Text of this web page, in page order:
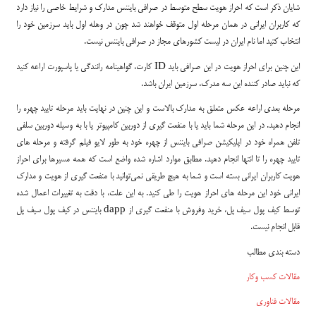
شایان ذکر است که احراز هویت سطح متوسط در صرافی بایننس مدارک و شرایط خاصی را نیاز دارد
که کاربران ایرانی در همان مرحله اول متوقف خواهند شد چون در وهله اول باید سرزمین خود را
انتخاب کتید اما نام ایران در لیست کشورهای مجاز در صرافی بایننس نیست.
این چنین برای احراز هویت در این صرافی باید ID کارت، گواهینامه رانندگی یا پاسپورت اراعه کنید
که نباید صادر کننده این سه مدرک، سرزمین ایران باشد.
مرحله بعدی اراعه عکس متعلق به مدارک بالاست و این چنین در نهایت باید مرحله تایید چهره را
انجام دهید. در این مرحله شما باید یا با منفعت گیری از دوربین کامپیوتر یا با به وسیله دوربین سلفی
تلفن همراه خود در اپلیکیشن صرافی بایننس از چهره خود به طور لایو فیلم گرفته و مرحله های
تایید چهره را تا انتها انجام دهید. مطابق موارد اشاره شده واضع است که همه مسیرها برای احراز
هویت کاربران ایرانی بسته است و شما به هیچ طریقی نمی‌توانید با منفعت گیری از هویت و مدارک
ایرانی خود این مرحله های احراز هویت را طی کنید. به این علت، با دقت به تغییرات اعمال شده
توسط کیف پول سیف پل، خرید وفروش با منفعت گیری از dapp بایننس در کیف پول سیف پل
قابل انجام نیست.
دسته بندی مطالب
مقالات کسب وکار
مقالات فناوری